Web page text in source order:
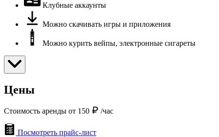
Клубные аккаунты
Можно скачивать игры и приложения
Можно курить вейпы, электронные сигареты
Цены
Стоимость аренды от 150 /час
Посмотреть прайс-лист